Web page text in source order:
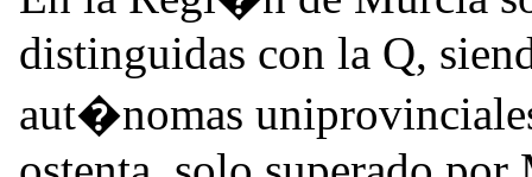
distinguidas con la Q,
aut�nomas